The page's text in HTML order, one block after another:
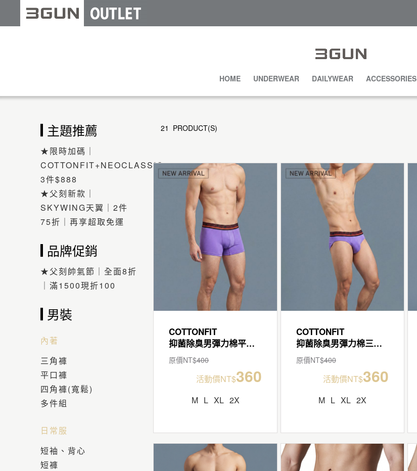
HOME UNDERWEAR DAILYWEAR ACCESSORIES
主題推薦
★限時加碼｜
COTTONFIT+NEOCLASSIC
3件$888
★父刻新款｜
SKYWING天翼｜2件
75折｜再享超取免運
品牌促銷
★父刻帥氣節｜全面8折
｜滿1500現折100
男裝
內著
三角褲
平口褲
四角褲(寬鬆)
多件組
日常服
短袖、背心
短褲
21 PRODUCT(S)
COTTONFIT
抑菌除臭男彈力棉平口褲
原價NT$400
活動價NT$360
M L XL 2X
COTTONFIT
抑菌除臭男彈力棉三角褲
原價NT$400
活動價NT$360
M L XL 2X